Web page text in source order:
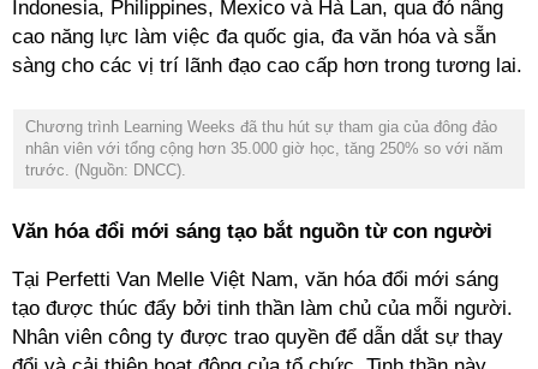
Indonesia, Philippines, Mexico và Hà Lan, qua đó nâng
cao năng lực làm việc đa quốc gia, đa văn hóa và sẵn
sàng cho các vị trí lãnh đạo cao cấp hơn trong tương lai.
Chương trình Learning Weeks đã thu hút sự tham gia của đông đảo
nhân viên với tổng cộng hơn 35.000 giờ học, tăng 250% so với năm
trước. (Nguồn: DNCC).
Văn hóa đổi mới sáng tạo bắt nguồn từ con người
Tại Perfetti Van Melle Việt Nam, văn hóa đổi mới sáng
tạo được thúc đẩy bởi tinh thần làm chủ của mỗi người.
Nhân viên công ty được trao quyền để dẫn dắt sự thay